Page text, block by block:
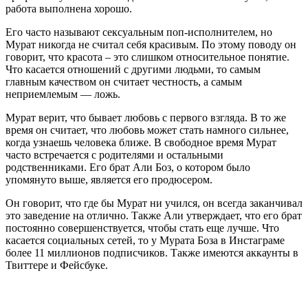
работа выполнена хорошо.
Его часто называют сексуальным поп-исполнителем, но
Мурат никогда не считал себя красивым. По этому поводу он
говорит, что красота – это слишком относительное понятие.
Что касается отношений с другими людьми, то самым
главным качеством он считает честность, а самым
неприемлемым — ложь.
Мурат верит, что бывает любовь с первого взгляда. В то же
время он считает, что любовь может стать намного сильнее,
когда узнаешь человека ближе. В свободное время Мурат
часто встречается с родителями и остальными
родственниками. Его брат Али Боз, о котором было
упомянуто выше, является его продюсером.
Он говорит, что где бы Мурат ни учился, он всегда заканчивал
это заведение на отлично. Также Али утверждает, что его брат
постоянно совершенствуется, чтобы стать еще лучше. Что
касается социальных сетей, то у Мурата Боза в Инстаграме
более 11 миллионов подписчиков. Также имеются аккаунты в
Твиттере и Фейсбуке.